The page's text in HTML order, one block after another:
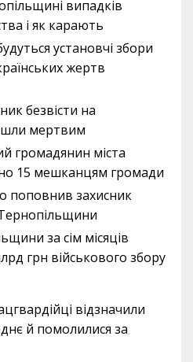
випадків
і як карають
установчі збори
жертв
безвісти на
мертвим
громадянин міста
15 мешканцям громади
поповнив захисник
за сім місяців
грн військового збору
відзначили
й помолилися за